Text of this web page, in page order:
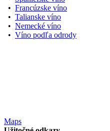
• Francúzske víno
• Talianske víno
• Nemecké víno
• Víno podľa odrody
Maps